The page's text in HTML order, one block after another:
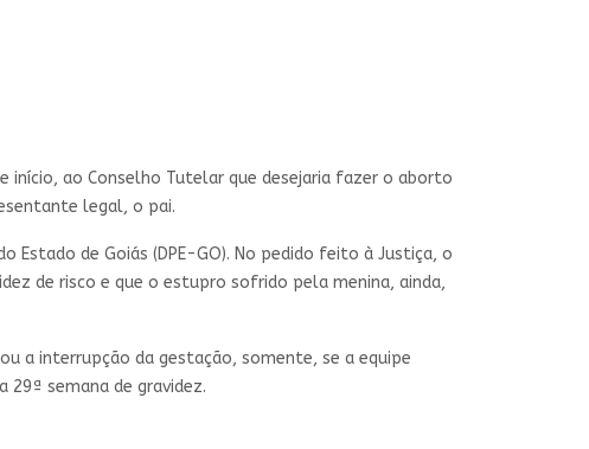
ao Conselho Tutelar que desejaria fazer o aborto
legal, o pai.
Estado de Goiás (DPE-GO). No pedido feito à Justiça, o
de risco e que o estupro sofrido pela menina, ainda,
a interrupção da gestação, somente, se a equipe
semana de gravidez.